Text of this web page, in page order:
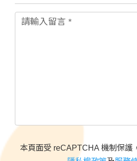
本頁面受 reCAPTCHA 機制保護